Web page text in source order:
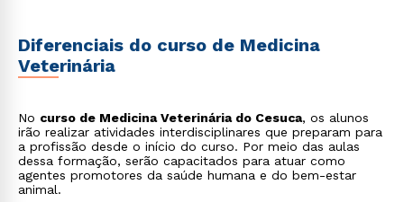
pescado e apiários;
Fiscalização de alimentos de origem animal em
supermercados, feiras públicas, açougues,
Diferenciais do curso de Medicina
Veterinária
No curso de Medicina Veterinária do Cesuca, os alunos
irão realizar atividades interdisciplinares que preparam para
a profissão desde o início do curso. Por meio das aulas
dessa formação, serão capacitados para atuar como
agentes promotores da saúde humana e do bem-estar
animal.